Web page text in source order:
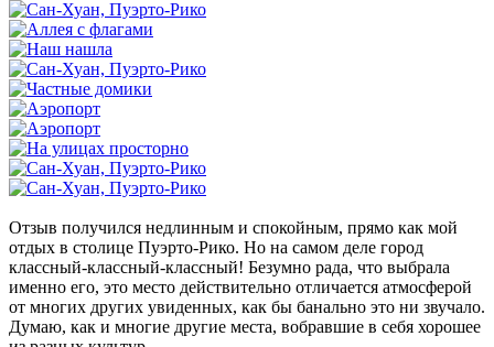
Отзыв получился недлинным и спокойным, прямо как мой
отдых в столице Пуэрто-Рико. Но на самом деле город
классный-классный-классный! Безумно рада, что выбрала
именно его, это место действительно отличается атмосферой
от многих других увиденных, как бы банально это ни звучало.
Думаю, как и многие другие места, вобравшие в себя хорошее